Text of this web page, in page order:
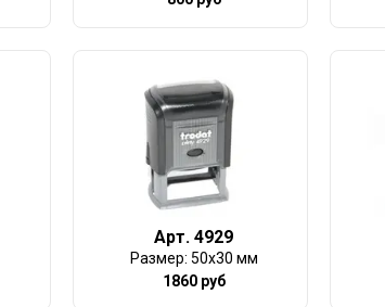
Арт. 4929
Размер: 50х30 мм
1860 руб